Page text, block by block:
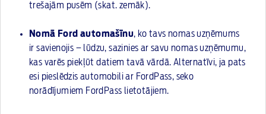
trešajām pusēm (skat. zemāk).
Nomā Ford automašīnu, ko tavs nomas uzņēmums
ir savienojis – lūdzu, sazinies ar savu nomas uzņēmumu,
kas varēs piekļūt datiem tavā vārdā. Alternatīvi, ja pats
esi pieslēdzis automobili ar FordPass, seko
norādījumiem FordPass lietotājiem.